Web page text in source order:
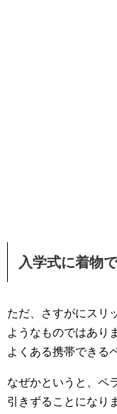
入学式に着物
ただ、さすがにスリ
ようなものではあり
よくある携帯できる
なぜかというと、ペ
引きずることになり